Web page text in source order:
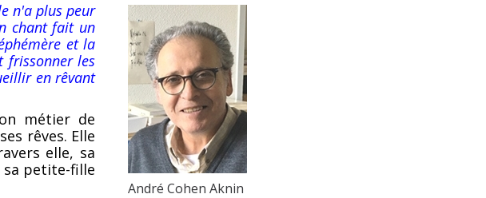
n'a plus peur
chant fait un
et la
frissonner les
en rêvant
métier de
rêves. Elle
elle, sa
sa petite-fille
André Cohen Aknin